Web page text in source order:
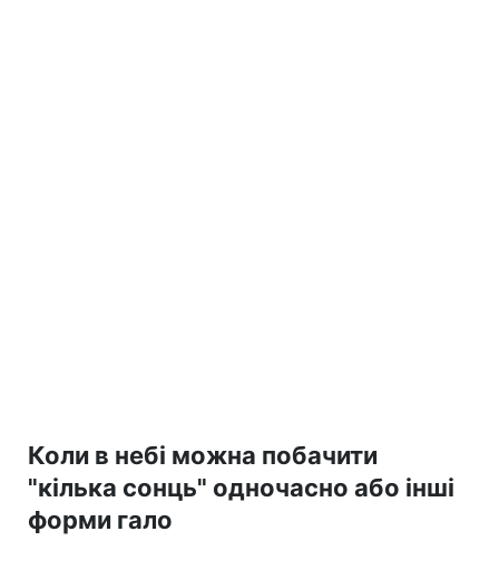
Коли в небі можна побачити
"кілька сонць" одночасно або інші
форми гало